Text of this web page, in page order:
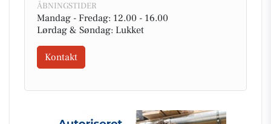
ÅBNINGSTIDER
Mandag - Fredag: 12.00 - 16.00
Lørdag & Søndag: Lukket
Kontakt